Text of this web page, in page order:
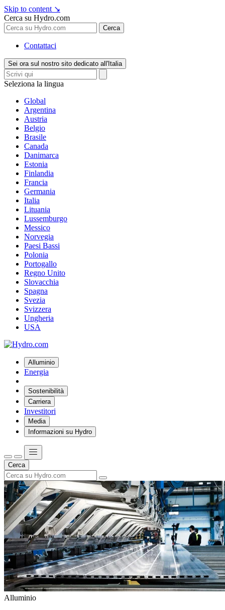
Skip to content ↘
Cerca su Hydro.com
Cerca
Contattaci
Sei ora sul nostro sito dedicato all'Italia
Seleziona la lingua
Global
Argentina
Austria
Belgio
Brasile
Canada
Danimarca
Estonia
Finlandia
Francia
Germania
Italia
Lituania
Lussemburgo
Messico
Norvegia
Paesi Bassi
Polonia
Portogallo
Regno Unito
Slovacchia
Spagna
Svezia
Svizzera
Ungheria
USA
Alluminio
Energia
Sostenibilità
Carriera
Investitori
Media
Informazioni su Hydro
Cerca
Alluminio